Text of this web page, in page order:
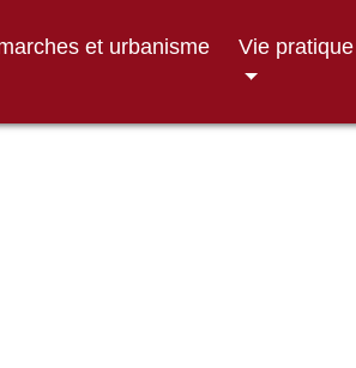
et urbanisme Vie pratique